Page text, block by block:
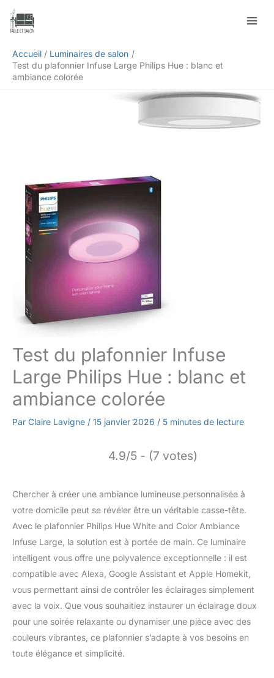
Aller
Accueil
Luminaires de salon
Test du plafonnier Infuse Large Philips Hue : blanc et
ambiance colorée
Test du plafonnier Infuse
Large Philips Hue : blanc et
ambiance colorée
Par Claire Lavigne / 15 janvier 2026 / 5 minutes de lecture
4.9/5 - (7 votes)
Chercher à créer une ambiance lumineuse personnalisée à
votre domicile peut se révéler être un véritable casse-tête.
Avec le plafonnier Philips Hue White and Color Ambiance
Infuse Large, la solution est à portée de main. Ce luminaire
intelligent vous offre une polyvalence exceptionnelle : il est
compatible avec Alexa, Google Assistant et Apple Homekit,
vous permettant ainsi de contrôler les éclairages simplement
avec la voix. Que vous souhaitiez instaurer un éclairage doux
pour une soirée relaxante ou dynamiser une pièce avec des
couleurs vibrantes, ce plafonnier s’adapte à vos besoins en
toute élégance et simplicité.
Rechercher